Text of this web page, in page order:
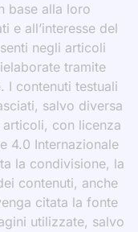
base alla loro
e all’interesse del
negli articoli
tramite
I contenuti testuali
salvo diversa
con licenza
4.0 Internazionale
la condivisione, la
contenuti, anche
citata la fonte
utilizzate, salvo